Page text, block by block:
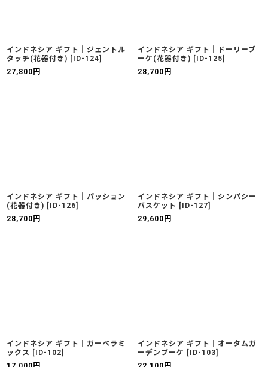
インドネシア ギフト｜ジェントル
タッチ(花器付き) [ ID-124]
27,800 円
インドネシア ギフト｜ドーリーブ
ーケ(花器付き) [ ID-125]
28,700 円
インドネシア ギフト｜パッション
(花器付き) [ ID-126]
28,700 円
インドネシア ギフト｜シンパシー
バスケット
[ ID-127]
29,600 円
インドネシア ギフト｜ガーベラミ
ックス
[ ID-102]
インドネシア ギフト｜オータムガ
ーデンブーケ
[ ID-103]